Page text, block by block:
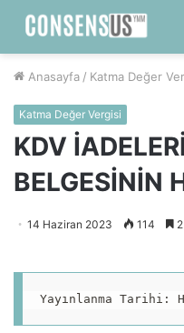
Anasayfa / Katma Değer
Katma Değer Vergisi
KDV
BELGESİNİN
14 Haziran 2023 114
Yayınlanma Tarihi: